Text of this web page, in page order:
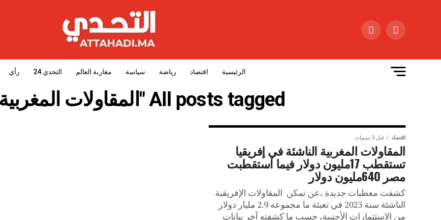
الرئيسية اقتصاد رياضة سياسة مغاربة العالم التحدي 24 رأي
All posts tagged "المقاولات المغربية الناشئة"
اقتصاد قبل 3 سنوات
المقاولات المغربية الناشئة في إفريقيا
تستقطب 17مليون دولار فيما استقطبت
مصر 640مليون دولار
كشفت معطيات جديدة ،عن تمكن المقاولات الإفريقية
الناشئة سنة 2023 في تعبئة ما مجموعه 2.9 مليار دولار
من الاستثمارات الأجنبية، حسب ما كشفته آخر بيانات